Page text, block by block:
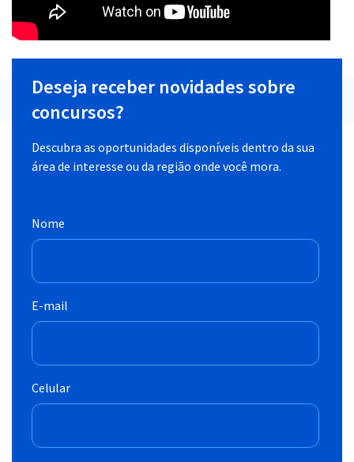
Deseja receber novidades sobre
concursos?
Descubra as oportunidades disponíveis dentro da sua
área de interesse ou da região onde você mora.
Nome
E-mail
Celular